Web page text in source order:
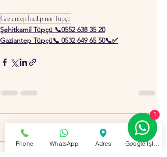
Gaziantep İncilipınar Tüpçü
Şehitkamil Tüpçü 📞0552 638 35 20
Gaziantep Tüpçü📞 0532 649 65 50📞✅
2 Yorum 0.0 / 5 (0)
Phone WhatsApp Adres
1